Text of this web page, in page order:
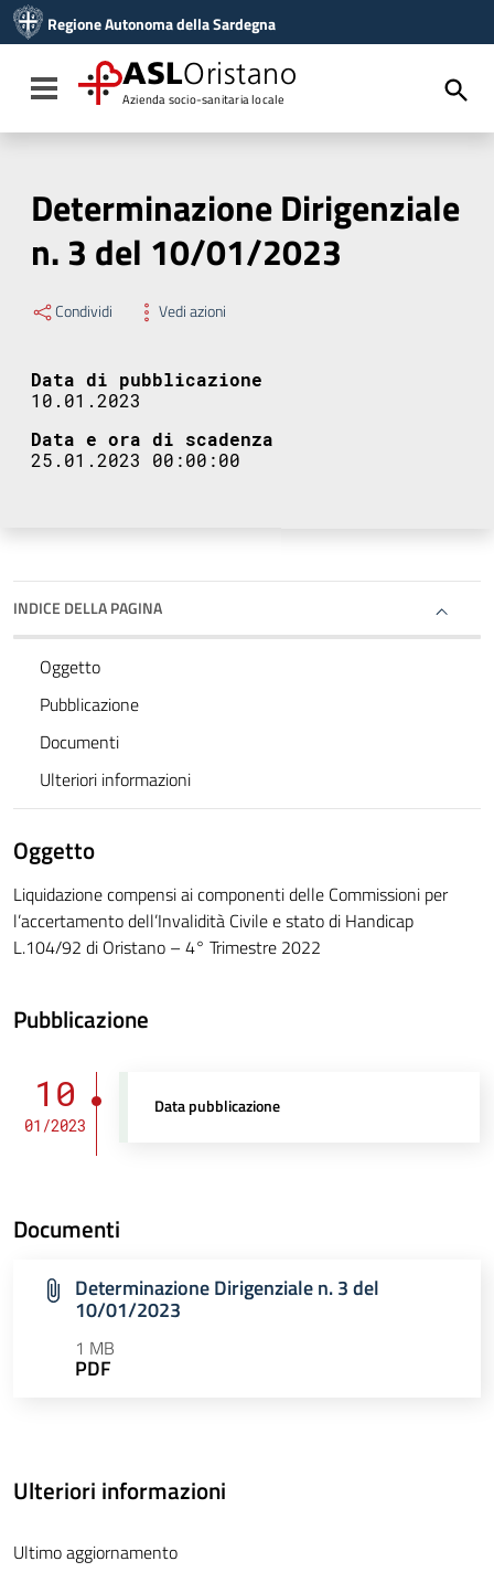
Vai al menu di navigazione
Vai al footer
Regione Autonoma della Sardegna
Toggle navigation
ASLOristano
Azienda socio-sanitaria locale
Determinazione Dirigenziale
n. 3 del 10/01/2023
Condividi Vedi azioni
Data di pubblicazione
10.01.2023
Data e ora di scadenza
25.01.2023 00:00:00
INDICE DELLA PAGINA
Oggetto
Pubblicazione
Documenti
Ulteriori informazioni
Oggetto
Liquidazione compensi ai componenti delle Commissioni per
l’accertamento dell’Invalidità Civile e stato di Handicap
L.104/92 di Oristano – 4° Trimestre 2022
Pubblicazione
10
01/2023
Data pubblicazione
Documenti
Determinazione Dirigenziale n. 3 del
10/01/2023
1 MB
PDF
Ulteriori informazioni
Ultimo aggiornamento